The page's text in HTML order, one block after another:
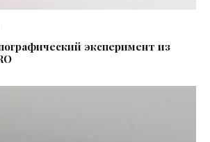
эксперимент из